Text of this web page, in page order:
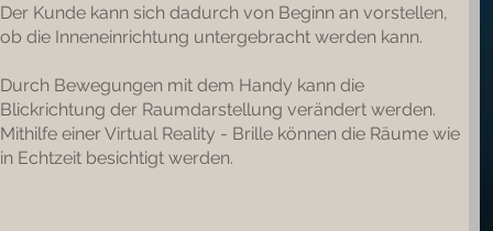
Der Kunde kann sich dadurch von Beginn an vorstellen,
ob die Inneneinrichtung untergebracht werden kann.
Durch Bewegungen mit dem Handy kann die
Blickrichtung der Raumdarstellung verändert werden.
Mithilfe einer Virtual Reality - Brille können die Räume wie
in Echtzeit besichtigt werden.